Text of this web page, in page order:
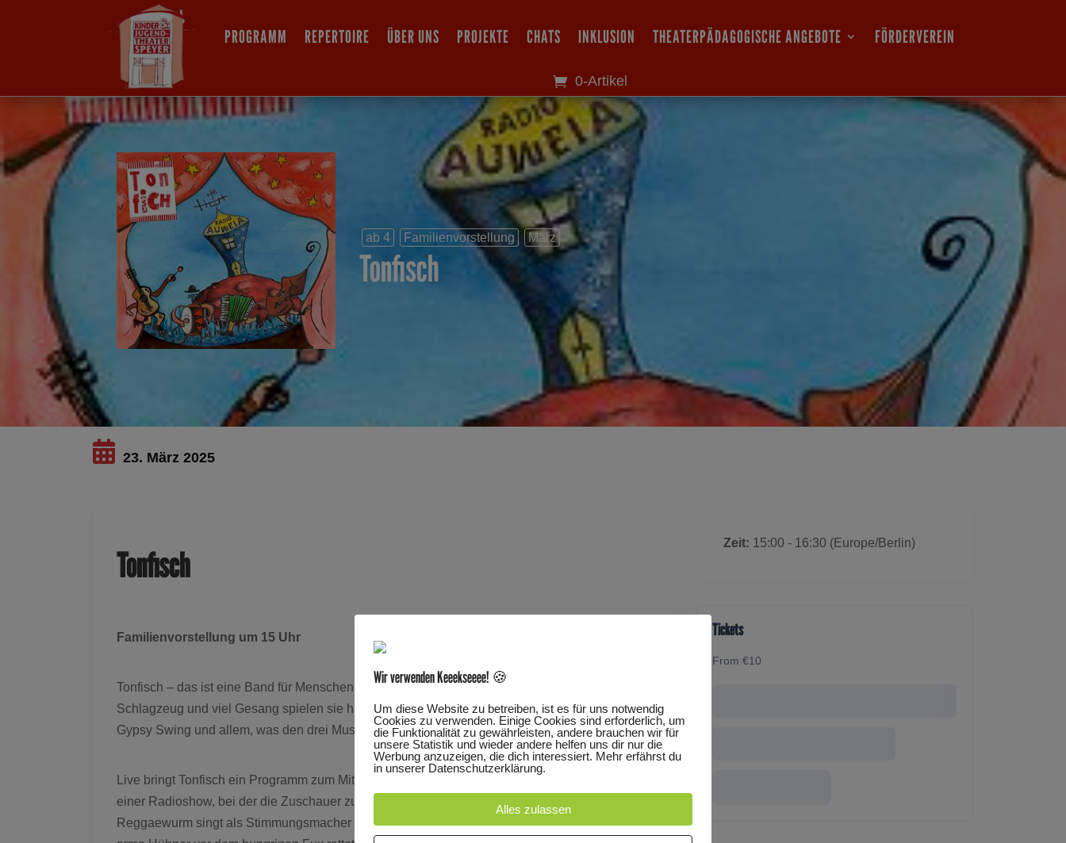
PROGRAMM REPERTOIRE ÜBER UNS PROJEKTE CHATS INKLUSION THEATERPÄDAGOGISCHE ANGEBOTE FÖRDERVEREIN
0-Artikel
ab 4 Familienvorstellung März
Tonfisch
23. März 2025
Tonfisch
Familienvorstellung um 15 Uhr
Tonfisch – das ist eine Band für Menschen ab 4 Jahren. Mit Akkordeon, Gitarre, Kontrabass,
Schlagzeug und viel Gesang spielen sie handgemachte Musik mit Einflüssen aus Weltmusik,
Gypsy Swing und allem, was den drei Musikern sonst noch zwischen die Flossen gerät.
Live bringt Tonfisch ein Programm zum Mittendrinsein auf die Bühne. Das Konzert wird zu
einer Radioshow, bei der die Zuschauer zum Teil des Geschehens werden: Denn der
Reggaewurm singt als Stimmungsmacher nicht ohne das Publikum, welches kurz darauf zwei
Zeit: 15:00 - 16:30 (Europe/Berlin)
Tickets
From €10
Wir verwenden Keeekseeee! 🍪
Um diese Website zu betreiben, ist es für uns notwendig
Cookies zu verwenden. Einige Cookies sind erforderlich, um
die Funktionalität zu gewährleisten, andere brauchen wir für
unsere Statistik und wieder andere helfen uns dir nur die
Werbung anzuzeigen, die dich interessiert. Mehr erfährst du
in unserer Datenschutzerklärung.
Alles zulassen